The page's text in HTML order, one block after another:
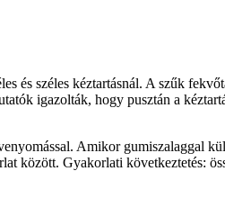
széles kéztartásnál. A szűk
igazolták, hogy pusztán a
Amikor gumiszalaggal
között. Gyakorlati következtetés: